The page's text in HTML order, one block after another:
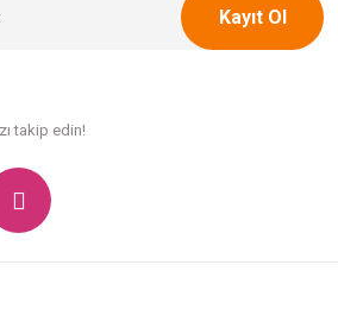
Kayıt Ol
takip edin!